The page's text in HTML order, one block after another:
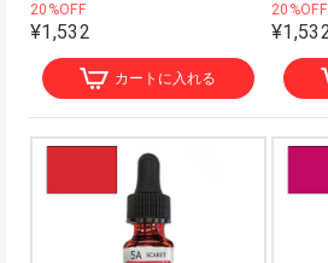
20%OFF
¥1,532
カートに入れる
20%OFF